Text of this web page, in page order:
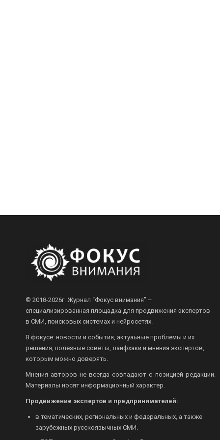
© 2018-2026г. Журнал “Фокус внимания” –
специализированная площадка для продвижения экспертов
в СМИ, поисковых системах и нейросетях.
В фокусе: новости и события, актуаьные проблемы и их
решения, полезные советы, лайфхаки и мнения экспертов,
которым можно доверять.
Мнения авторов не всегда совпадают с позицией редакции.
Материалы носят информационный характер.
Продвижение экспертов и предпринимателей:
в тематических, региональных и федеральных, а также
зарубежных русскоязычных СМИ.